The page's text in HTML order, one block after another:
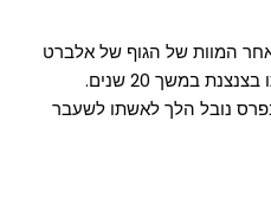
המוות של הגוף של אלברט
במשך 20 שנים.
נובל הלך לאשתו לשעבר